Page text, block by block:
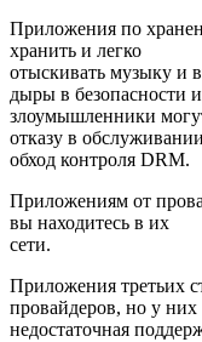
Приложения по
хранить и легко
отыскивать музыку и
дыры в безопасности и
злоумышленники
отказу в
обход контроля DRM.
Приложениям от
вы находитесь в их
сети.
Приложения третьих
провайдеров, но у них
недостаточная